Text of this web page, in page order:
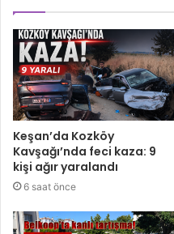
Keşan’da Kozköy
Kavşağı’nda feci kaza: 9
kişi ağır yaralandı
6 saat önce